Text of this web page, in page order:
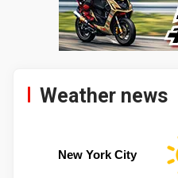
Weather news
New York City